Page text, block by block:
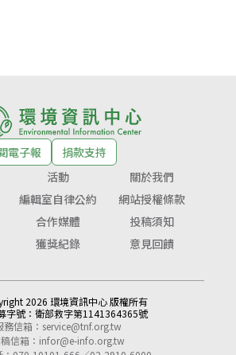
電子報
捐款支持
活動
關於我們
編輯室自律公約
網站授權條款
合作媒體
投稿須知
獲獎紀錄 意見回饋
2026 環境資訊中心 版權所有
字號： 衛部救字第1141364365號
務信箱： service@tnf.org.tw
信箱： infor@e-info.org.tw